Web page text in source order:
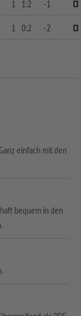
1 1:2 -1
0
1 0:2 -2 0
einfach mit den
bequem in den